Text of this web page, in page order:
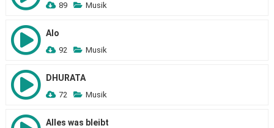
89 Musik
Alo
92 Musik
DHURATA
72 Musik
Alles was bleibt